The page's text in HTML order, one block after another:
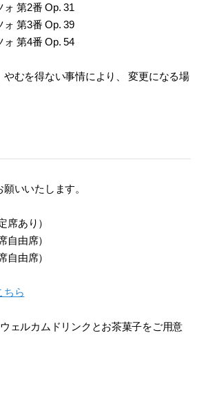
2番 Op. 31
3番 Op. 39
4番 Op. 54
むを得ない事情により、 変更になる場
いいたします。
席あり）
自由席）
自由席）
ちら
ェルカムドリンクとお茶菓子をご用意